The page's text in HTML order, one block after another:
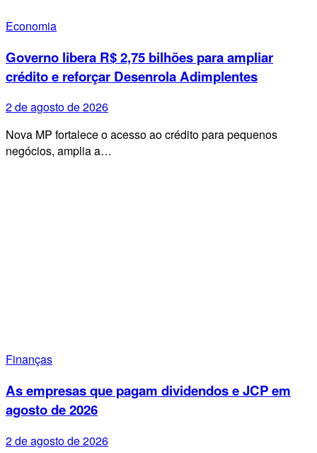
Economia
Governo libera R$ 2,75 bilhões para ampliar
crédito e reforçar Desenrola Adimplentes
2 de agosto de 2026
Nova MP fortalece o acesso ao crédito para pequenos
negócios, amplia a…
Finanças
As empresas que pagam dividendos e JCP em
agosto de 2026
2 de agosto de 2026